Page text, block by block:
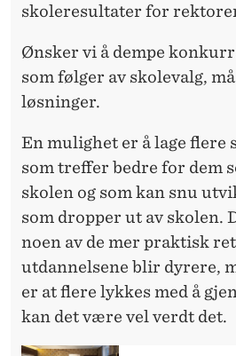
skoleresultater for
Ønsker vi å dempe
som følger av skolevalg,
løsninger.
En mulighet er å lage flere
som treffer bedre for dem
skolen og som kan snu
som dropper ut av skolen.
noen av de mer praktisk
utdannelsene blir dyrere,
er at flere lykkes med å
kan det være vel verdt det.